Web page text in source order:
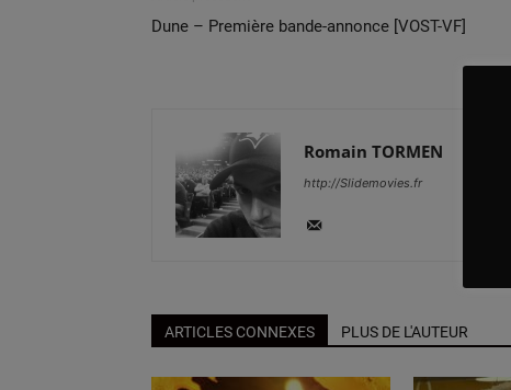
Dune – Première bande-annonce [VOST-VF]
Romain TORMEN
http://Slidemovies.fr
ARTICLES CONNEXES PLUS DE L'AUTEUR